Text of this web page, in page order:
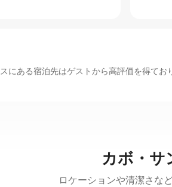
にある宿泊先はゲストから高評価を得て
カボ・サ
ロケーションや清潔さな